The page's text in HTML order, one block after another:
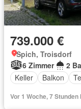
739.000 €
Spich, Troisdorf
6 Zimmer
2
Keller
Balkon
Vor 1 Woche, 7